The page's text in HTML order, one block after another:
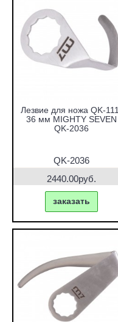
Лезвие для ножа QK-111,
36 мм MIGHTY SEVEN
QK-2036
QK-2036
2440.00руб.
заказать